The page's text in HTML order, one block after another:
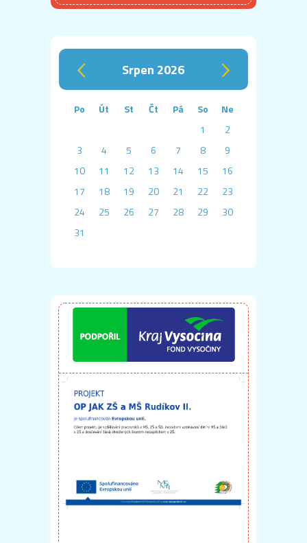
‹ srpen 2026 ›
Po Út St Čt Pá So
Ne
1
2
3
4 5 6 7 8
9
10
11 12 13 14 15
16
17
18 19 20 21 22
23
24
25 26 27 28 29
30
31